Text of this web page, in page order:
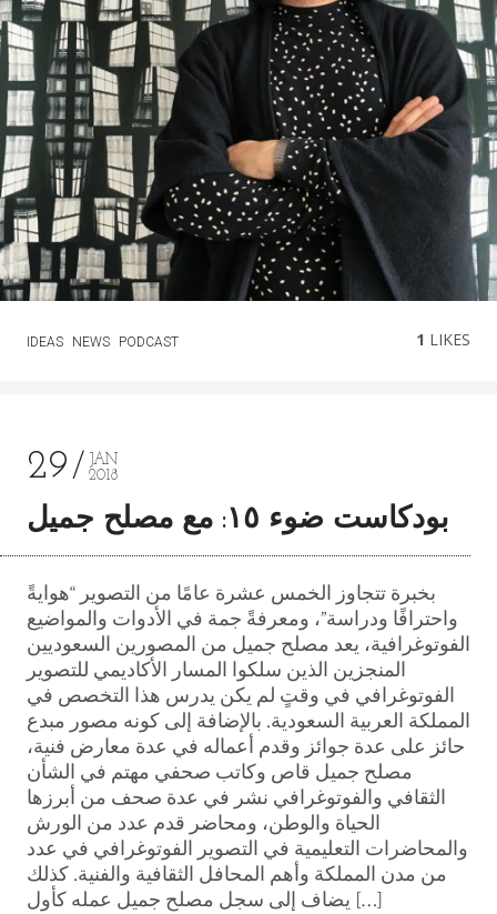
IDEAS NEWS PODCAST 1 LIKES
29
JAN
2018
بودكاست ضوء ١٥: مع مصلح جميل
بخبرة تتجاوز الخمس عشرة عامًا من التصوير “هوايةً
واحترافًا ودراسة”، ومعرفةً جمة في الأدوات والمواضيع
الفوتوغرافية، يعد مصلح جميل من المصورين السعوديين
المنجزين الذين سلكوا المسار الأكاديمي للتصوير
الفوتوغرافي في وقتٍ لم يكن يدرس هذا التخصص في
المملكة العربية السعودية. بالإضافة إلى كونه مصور مبدع
حائز على عدة جوائز وقدم أعماله في عدة معارض فنية،
مصلح جميل قاص وكاتب صحفي مهتم في الشأن
الثقافي والفوتوغرافي نشر في عدة صحف من أبرزها
الحياة والوطن، ومحاضر قدم عدد من الورش
والمحاضرات التعليمية في التصوير الفوتوغرافي في عدد
من مدن المملكة وأهم المحافل الثقافية والفنية. كذلك
يضاف إلى سجل مصلح جميل عمله كأول […]